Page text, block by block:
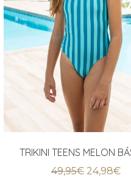
TRIKINI TEENS MELON
49,95€ El
24,98€El